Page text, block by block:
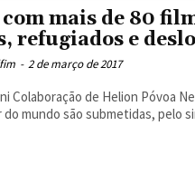
mais de 80
refugiados e
- 2 de março de 2017
do mundo são submetidas, pelo